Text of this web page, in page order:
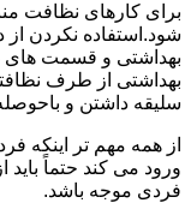
برای کارهای نظافت
شود.استفاده نکردن
بهداشتی و قسمت های
بهداشتی از طرف
سلیقه داشتن و
از همه مهم تر اینکه
ورود می کند حتماً
فردی موجه باشد.